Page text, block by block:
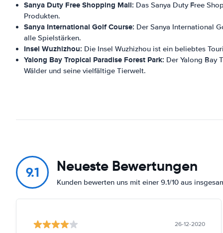
Sanya Duty Free Shopping Mall: Das Sanya Duty Free
Produkten.
Sanya International Golf Course: Der Sanya International
alle Spielstärken.
Insel Wuzhizhou: Die Insel Wuzhizhou ist ein beliebtes
Yalong Bay Tropical Paradise Forest Park: Der Yalong Bay
Wälder und seine vielfältige Tierwelt.
9.1 Neueste Bewertungen
Kunden bewerten uns mit einer 9.1/10 aus
26-12-2020